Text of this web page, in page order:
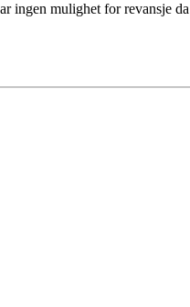
ingen mulighet for revansje da